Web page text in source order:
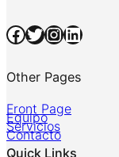
Facebook Twitter InstagramLinkedIn
Other Pages
Front Page
Equipo
Servicios
Contacto
Quick Links